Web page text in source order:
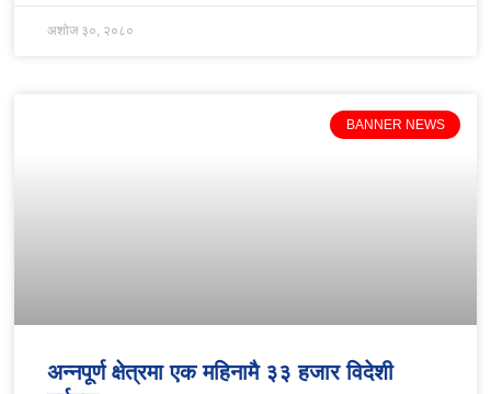
अशोज ३०, २०८०
BANNER NEWS
अन्नपूर्ण क्षेत्रमा एक महिनामै ३३ हजार विदेशी